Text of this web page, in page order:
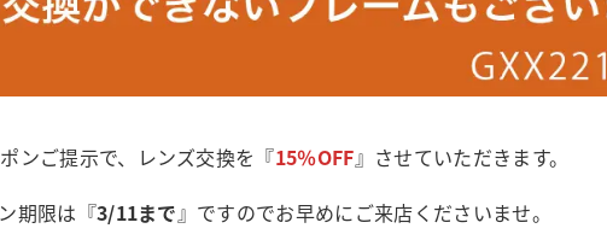
ンご提示で、レンズ交換を『15％OFF』させていただきます。
期限は『3/11まで 』ですのでお早めにご来店くださいませ。